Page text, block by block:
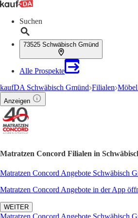
Suchen
73525 Schwäbisch Gmünd
Alle Prospekte
kaufDA Schwäbisch Gmünd Filialen
Anzeigen
Matratzen Concord Filialen in
Matratzen Concord Angebote Schwäbisch
Matratzen Concord Angebote in der App
WEITER
Matratzen Concord Angebote Schwäbisch